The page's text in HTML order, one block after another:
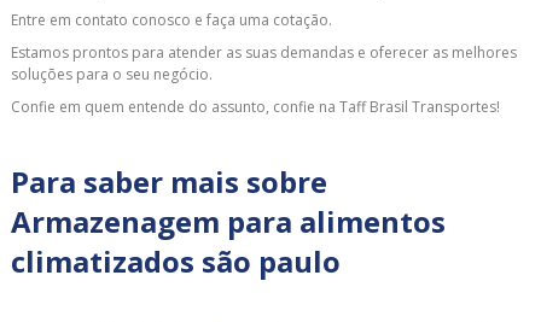
Entre em contato conosco e faça uma cotação.
Estamos prontos para atender as suas demandas e oferecer as melhores
soluções para o seu negócio.
Confie em quem entende do assunto, confie na Taff Brasil Transportes!
Para saber mais sobre
Armazenagem para alimentos
climatizados são paulo